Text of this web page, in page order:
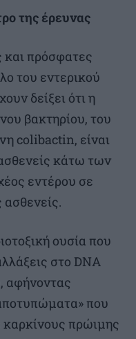
της έρευνας
και πρόσφατες
του εντερικού
δείξει ότι η
βακτηρίου, του
colibactin, είναι
κάτω των
εντέρου σε
ουσία που
στο DNA
αφήνοντας
που
καρκίνους πρώιμης